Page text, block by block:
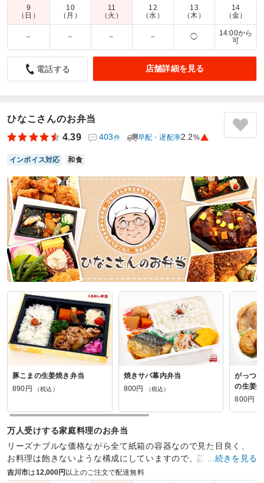
商品数： 締切日時： 1日前11:00 価格帯：
160円～975円
配達時間：
00:00～23:45
個装や小分けが好評でした！
4.0 合同会社Body sculpture.
ぶりのおにぎりは具をたくさんの種類から選べて、個装にな
っているのがとても良かったです。唐揚げとフライドポテト
も小分けになっているので取り分ける必要がなく食べやすか
ったです。コスパも良いので、次回もこちらでお願いしよう
参加者の年齢：－男女比：－
東京都港区南青山2026/08/03
おむすび工房の口コミをもっと見る
9
（日）
10
（月）
11
（火）
12
（水）
13
（木）
14
（金）
－ － － － ◯
14:00から
可
電話する 店舗詳細を見る
ひなこさんのお弁当
4.39
403件 早配・遅配率2.2%
インボイス対応 和食
豚こまの生姜焼き弁当
890円
（税込）
焼きサバ幕内弁当
800円
（税込）
がっつ
の生姜
800円
万人受けする家庭料理のお弁当
リーズナブルな価格ながら全て紙箱の容器なので見た目良く、
お料理は飽きないような構成にしていますので、誰でも美味し
くご満足いただける内容です。
…続きを見る
吉川市は12,000円以上のご注文で配達無料